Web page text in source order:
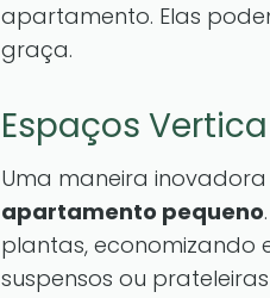
apartamento. Elas
graça.
Espaços
Uma maneira
apartamento pequeno
plantas, economizando
suspensos ou